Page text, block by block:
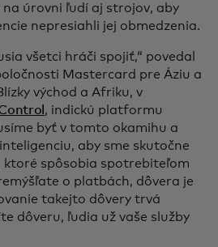
úrovni ľudí aj strojov, aby
nepresiahli jej obmedzenia.
všetci hráči spojiť,“ povedal
Mastercard pre Áziu a
východ a Afriku, v
, indickú platformu
byť v tomto okamihu a
aby sme skutočne
spôsobia spotrebiteľom
o platbách, dôvera je
takejto dôvery trvá
dôveru, ľudia už vaše služby